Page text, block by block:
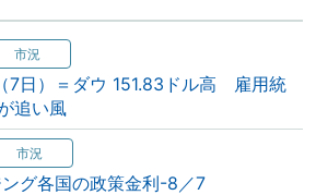
7日）＝ダウ 151.83ドル高 雇用統
追い風
グ各国の政策金利-8／7